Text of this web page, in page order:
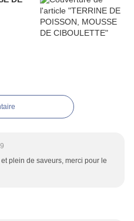
plein de saveurs, merci pour le